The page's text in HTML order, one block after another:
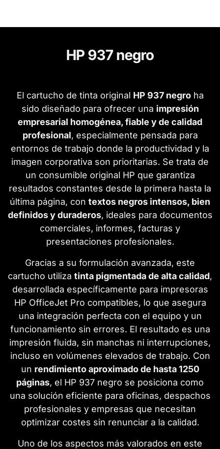
HP 937 negro
El cartucho de tinta original HP 937 negroha
sido diseñado para ofrecer una impresión
empresarial homogénea, fiable y de calidad
profesional, especialmente pensada para
entornos de trabajo donde la productividad y la
imagen corporativa son prioritarias. Se trata de
un consumible original HP que garantiza
resultados constantes desde la primera hasta la
última página, con textos negros intensos, bien
definidos y duraderos, ideales para documentos
comerciales, informes, facturas y
presentaciones profesionales.
Gracias a su formulación avanzada, este
cartucho utiliza tinta pigmentada de alta calidad,
desarrollada específicamente para impresoras
HP OfficeJet Pro compatibles, lo que asegura
una integración perfecta con el equipo y un
funcionamiento sin errores. El resultado es una
impresión fluida, sin manchas ni interrupciones,
incluso en volúmenes elevados de trabajo. Con
un rendimiento aproximado de hasta 1250
páginas, el HP 937 negro se posiciona como
una solución eficiente para oficinas, despachos
profesionales y empresas que necesitan
optimizar costes sin renunciar a la calidad.
Uno de los aspectos más valorados en este